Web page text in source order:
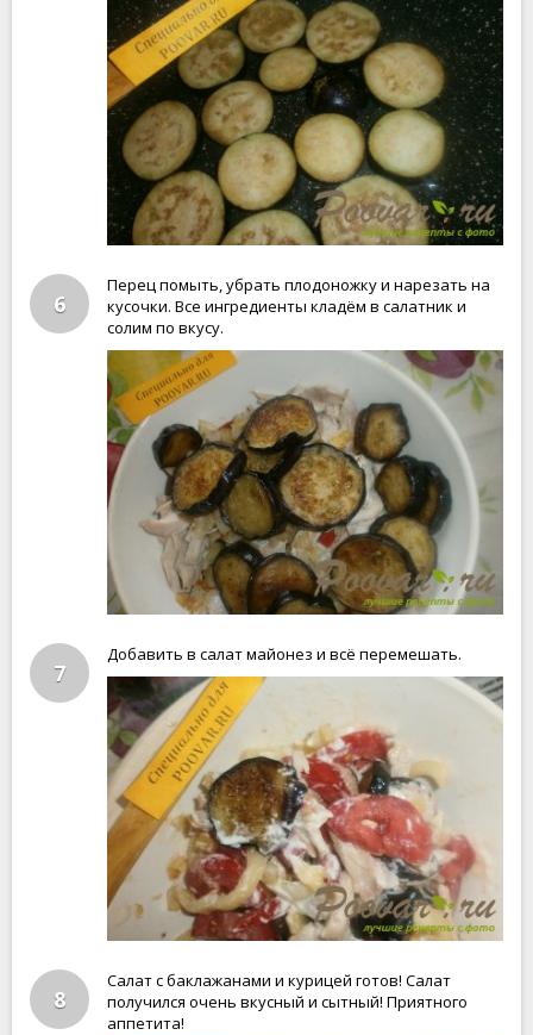
6
Перец помыть, убрать плодоножку и нарезать на
кусочки. Все ингредиенты кладём в салатник и
солим по вкусу.
7
Добавить в салат майонез и всё перемешать.
8
Салат с баклажанами и курицей готов! Салат
получился очень вкусный и сытный! Приятного
аппетита!